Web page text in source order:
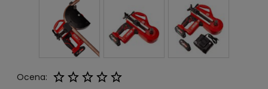
Ocena: